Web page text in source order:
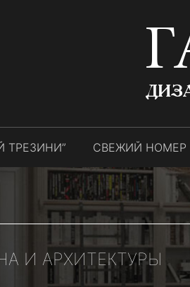
ТРЕЗИНИ” СВЕЖИЙ НОМЕР
И АРХИТЕКТУРЫ